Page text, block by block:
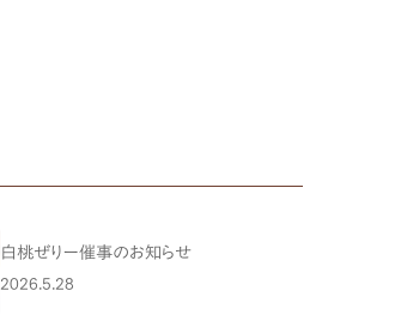
白桃ぜりー催事のお知らせ
2026.5.28